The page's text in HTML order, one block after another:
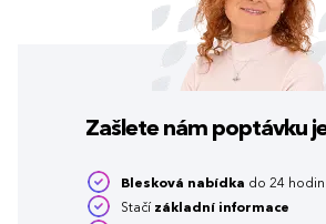
Zašlete nám poptávku
Blesková nabídka do 24 hodin
Stačí základní informace